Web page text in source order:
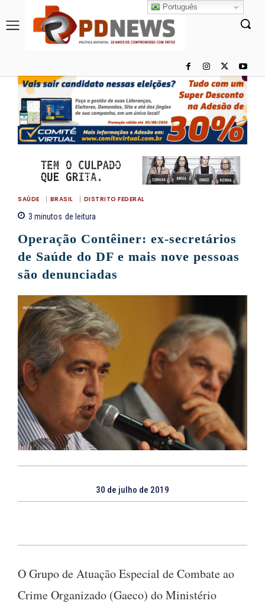
SAÚDE BRASIL DISTRITO FEDERAL
3 minutos de leitura
Operação Contêiner: ex-secretários
de Saúde do DF e mais nove pessoas
são denunciadas
30 de julho de 2019
O Grupo de Atuação Especial de Combate ao
Crime Organizado (Gaeco) do Ministério
Português